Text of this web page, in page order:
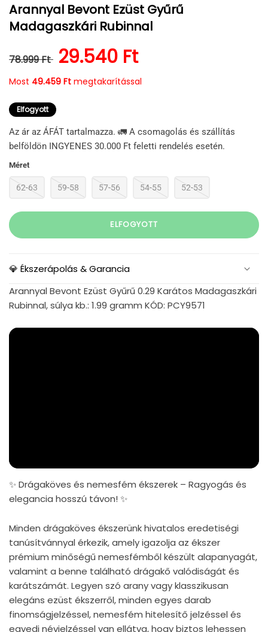
Arannyal Bevont Ezüst Gyűrű
Madagaszkári Rubinnal
Normál ár
78.999 Ft Kedvezményes ár
29.540 Ft
Most 49.459 Ft megtakarítással
Elfogyott
Az ár az ÁFÁT tartalmazza. 🚛 A csomagolás és szállítás
belföldön INGYENES 30.000 Ft feletti rendelés esetén.
Méret
62-63 59-58 57-56 54-55 52-53
ELFOGYOTT
💎 Ékszerápolás & Garancia
Arannyal Bevont Ezüst Gyűrű 0.29 Karátos Madagaszkári
Rubinnal, súlya kb.: 1.99 gramm KÓD: PCY9571
✨ Drágaköves és nemesfém ékszerek – Ragyogás és
elegancia hosszú távon! ✨
Minden drágaköves ékszerünk hivatalos eredetiségi
tanúsítvánnyal érkezik, amely igazolja az ékszer
prémium minőségű nemesfémből készült alapanyagát,
valamint a benne található drágakő valódiságát és
karátszámát. Legyen szó arany vagy klasszikusan
elegáns ezüst ékszerről, minden egyes darab
finomságjelzéssel, nemesfém hitelesítő jelzéssel és
egyedi névjelzéssel van ellátva, hogy biztos lehessen